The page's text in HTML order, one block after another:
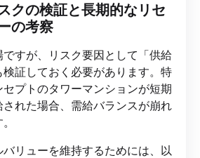
クの検証と長期的なリセ
の考察
すが、リスク要因として「供給
証しておく必要があります。特
プトのタワーマンションが短期
れた場合、需給バランスが崩れ
リューを維持するためには、以